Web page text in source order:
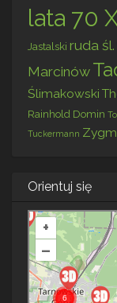
lata 70
Jastalski ruda śl.
Marcinów
Ślimakowski
Rainhold Domin
Tuckermann
Orientuj się
+
–